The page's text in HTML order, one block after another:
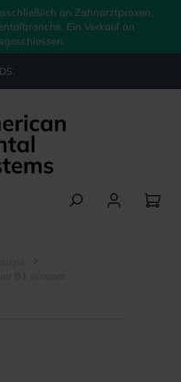
an Zahnarztpraxen,
Ein Verkauf an